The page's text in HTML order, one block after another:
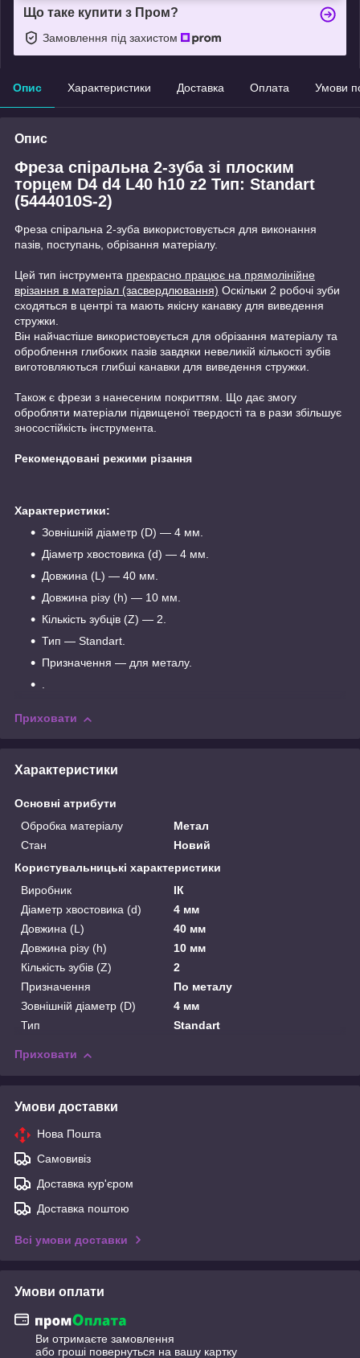
Що таке купити з Пром?
Замовлення під захистом
Опис Характеристики Доставка Оплата Умови
Опис
Фреза спіральна 2-зуба зі плоским
торцем D4 d4 L40 h10 z2 Тип: Standart
(5444010S-2)
Фреза спіральна 2-зуба використовується для виконання
пазів, поступань, обрізання матеріалу.
Цей тип інструмента прекрасно працює на прямолінійне
врізання в матеріал (засвердлювання) Оскільки 2 робочі зуби
сходяться в центрі та мають якісну канавку для виведення
стружки.
Він найчастіше використовується для обрізання матеріалу та
оброблення глибоких пазів завдяки невеликій кількості зубів
виготовляються глибші канавки для виведення стружки.
Також є фрези з нанесеним покриттям. Що дає змогу
обробляти матеріали підвищеної твердості та в рази збільшує
зносостійкість інструмента.
Рекомендовані режими різання
Характеристики:
Зовнішній діаметр (D) — 4 мм.
Діаметр хвостовика (d) — 4 мм.
Довжина (L) — 40 мм.
Довжина різу (h) — 10 мм.
Кількість зубців (Z) — 2.
Тип — Standart.
Призначення — для металу.
.
Приховати
Характеристики
Основні атрибути
Обробка матеріалу
Метал
Стан
Новий
Користувальницькі характеристики
Виробник
ІК
Діаметр хвостовика (d)
4 мм
Довжина (L)
40 мм
Довжина різу (h)
10 мм
Кількість зубів (Z)
2
Призначення
По металу
Зовнішній діаметр (D)
4 мм
Тип
Standart
Приховати
Умови доставки
Нова Пошта
Самовивіз
Доставка кур'єром
Доставка поштою
Всі умови доставки
Умови оплати
Ви отримаєте замовлення
або гроші повернуться на вашу картку